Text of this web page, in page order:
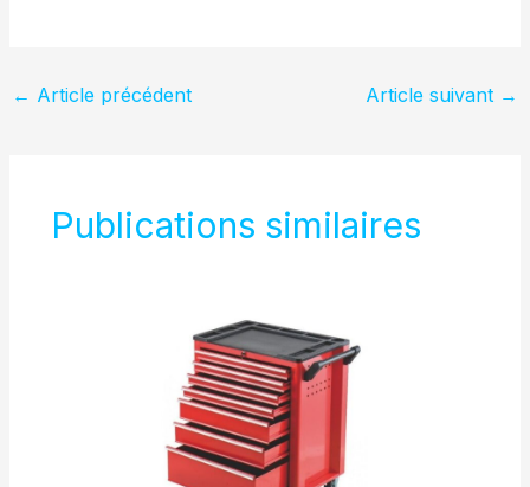
← Article précédent Article suivant →
Publications similaires